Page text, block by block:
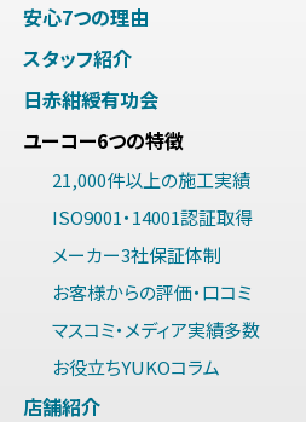
安心7つの理由
スタッフ紹介
日赤紺綬有功会
ユーコー6つの特徴
21,000件以上の施工実績
ISO9001・14001認証取得
メーカー3社保証体制
お客様からの評価・口コミ
マスコミ・メディア実績多数
お役立ちYUKOコラム
店舗紹介